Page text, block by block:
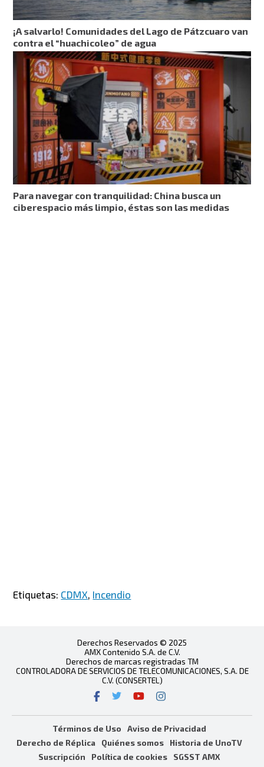
¡A salvarlo! Comunidades del Lago de Pátzcuaro van
contra el “huachicoleo” de agua
Para navegar con tranquilidad: China busca un
ciberespacio más limpio, éstas son las medidas
Etiquetas: CDMX Incendio
Derechos Reservados © 2025
AMX Contenido S.A. de C.V.
Derechos de marcas registradas TM
CONTROLADORA DE SERVICIOS DE TELECOMUNICACIONES, S.A. DE
C.V. (CONSERTEL)
Términos de Uso
Aviso de Privacidad
Derecho de Réplica
Quiénes somos
Historia de UnoTV
Suscripción
Política de cookies SGSST AMX